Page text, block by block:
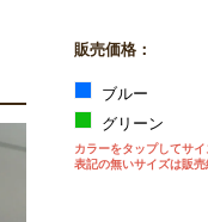
販売価格：
ブルー
グリーン
カラーをタップしてサ
表記の無いサイズは販売